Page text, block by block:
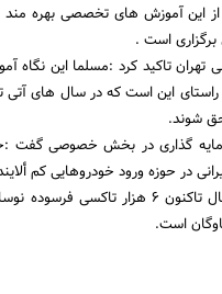
این آموزش های تخصصی بهره
برگزاری است .
تهران تاکید کرد :مسلما این
راستای این است که در سال های آتی
شوند.
گذاری در بخش خصوصی گفت
در حوزه ورود خودروهایی کم
به کفته مظفر از ابتدای سال